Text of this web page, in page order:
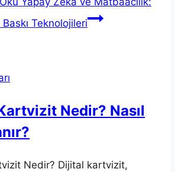
Teknolojileri
Nedir? Nasıl
Nedir? Dijital kartvizit,